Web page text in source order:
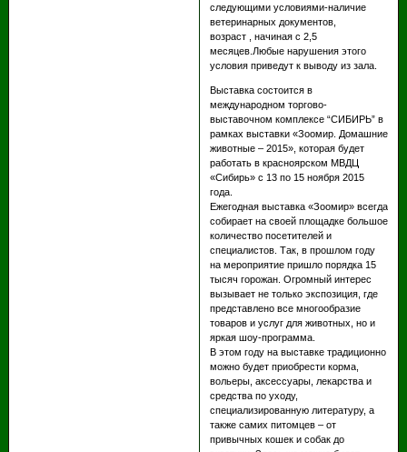
следующими условиями-наличие
ветеринарных документов,
возраст , начиная с 2,5
месяцев.Любые нарушения этого
условия приведут к выводу из зала.
Выставка состоится в
международном торгово-
выставочном комплексе “СИБИРЬ” в
рамках выставки «Зоомир. Домашние
животные – 2015», которая будет
работать в красноярском МВДЦ
«Сибирь» с 13 по 15 ноября 2015
года.
Ежегодная выставка «Зоомир» всегда
собирает на своей площадке большое
количество посетителей и
специалистов. Так, в прошлом году
на мероприятие пришло порядка 15
тысяч горожан. Огромный интерес
вызывает не только экспозиция, где
представлено все многообразие
товаров и услуг для животных, но и
яркая шоу-программа.
В этом году на выставке традиционно
можно будет приобрести корма,
вольеры, аксессуары, лекарства и
средства по уходу,
специализированную литературу, а
также самих питомцев – от
привычных кошек и собак до